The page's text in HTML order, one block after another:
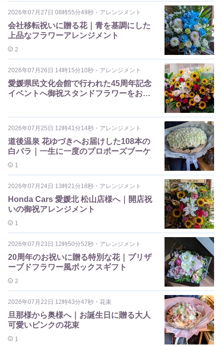
2026年07月27日 08時55分49秒 ・ アレンジメント
会社移転祝いに贈る花｜青を基調にした
上品なフラワーアレンジメント
2
2026年07月26日 14時15分10秒 ・ アレンジメント
愛媛県民文化会館で行われた45周年記念
イベントへ御祝スタンドフラワーをお届
2026年07月25日 12時41分14秒 ・ アレンジメント
道後温泉 花ゆづきへお届けした108本の
白バラ｜一生に一度のプロポーズブーケ
1
2026年07月24日 13時21分18秒 ・ アレンジメント
Honda Cars 愛媛北 松山店様へ｜開店祝
いの御祝アレンジメント
1
2026年07月23日 12時50分52秒 ・ アレンジメント
20周年のお祝いに贈る特別な花｜プリザ
ーブドフラワー風ボックスギフト
2
2026年07月22日 12時43分47秒 ・ 花束
旦那様から奥様へ｜お誕生日に贈る大人
可愛いピンクの花束
1